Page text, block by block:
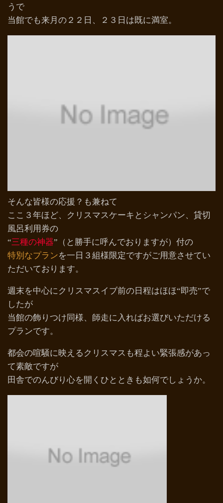
うで
当館でも来月の２２日、２３日は既に満室。
そんな皆様の応援？も兼ねて
ここ３年ほど、クリスマスケーキとシャンパン、貸切
風呂利用券の
“三種の神器”（と勝手に呼んでおりますが）付の
特別なプランを一日３組様限定ですがご用意させてい
ただいております。
週末を中心にクリスマスイブ前の日程はほほ“即売”で
したが
当館の飾りつけ同様、師走に入ればお選びいただける
プランです。
都会の喧騒に映えるクリスマスも程よい緊張感があっ
て素敵ですが
田舎でのんびり心を開くひとときも如何でしょうか。